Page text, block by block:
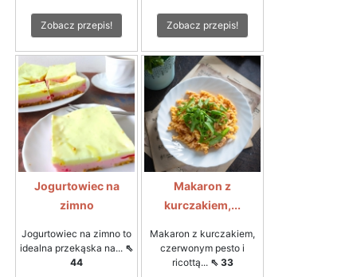
Zobacz przepis! Zobacz przepis!
Jogurtowiec na
zimno
Jogurtowiec na zimno to
idealna przekąska na... ⇖
44
Makaron z
kurczakiem,...
Makaron z kurczakiem,
czerwonym pesto i
ricottą... ⇖ 33